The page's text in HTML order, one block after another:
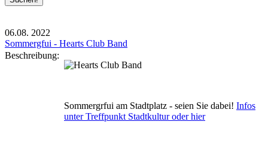
06.08. 2022
Sommergfui - Hearts Club Band
Beschreibung:
Sommergrfui am Stadtplatz - seien Sie dabei! Infos
unter Treffpunkt Stadtkultur oder hier